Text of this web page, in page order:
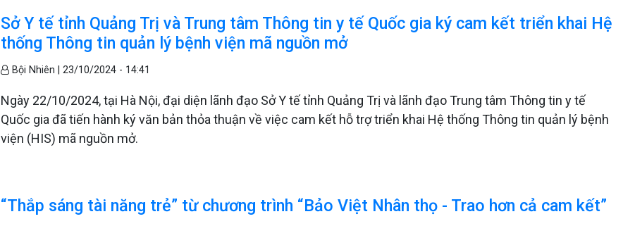
Sở Y tế tỉnh Quảng Trị và Trung tâm Thông tin y tế Quốc gia ký cam kết triển khai Hệ
thống Thông tin quản lý bệnh viện mã nguồn mở
Bội Nhiên |23/10/2024 - 14:41
Ngày 22/10/2024, tại Hà Nội, đại diện lãnh đạo Sở Y tế tỉnh Quảng Trị và lãnh đạo Trung tâm Thông tin y tế
Quốc gia đã tiến hành ký văn bản thỏa thuận về việc cam kết hỗ trợ triển khai Hệ thống Thông tin quản lý bệnh
viện (HIS) mã nguồn mở.
“Thắp sáng tài năng trẻ” từ chương trình “Bảo Việt Nhân thọ - Trao hơn cả cam kết”